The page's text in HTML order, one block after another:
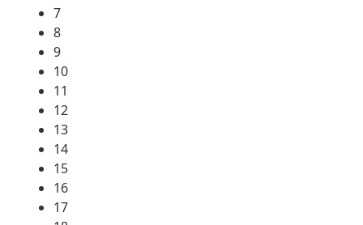
7
8
9
10
11
12
13
14
15
16
17